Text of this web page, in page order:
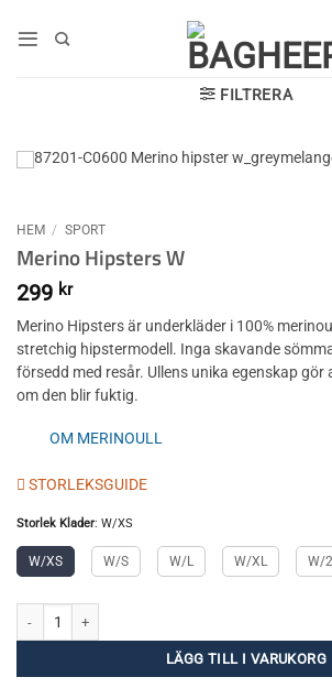
FILTRERA
HEM / SPORT
Merino Hipsters W
299 kr
Merino Hipsters är underkläder i 100%
stretchig hipstermodell. Inga skavande
försedd med resår. Ullens unika egenskap gör
om den blir fuktig.
OM MERINOULL
STORLEKSGUIDE
Storlek Klader: W/XS
W/XS W/S W/L W/XL W/
Merino Hipsters W mängd
LÄGG TILL I VARUKORG